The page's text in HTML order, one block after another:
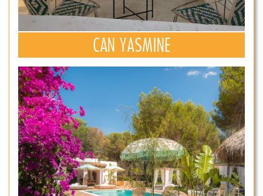
CAN YASMINE